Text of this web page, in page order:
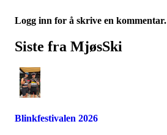
Logg inn for å skrive en kommentar.
Siste fra MjøsSki
Blinkfestivalen 2026